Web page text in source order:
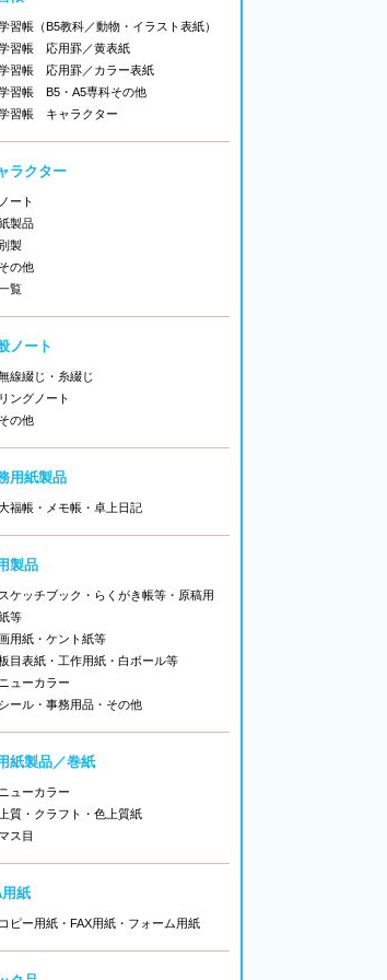
習帳（B5教科／動物・イラスト表紙）
習帳 応用罫／黄表紙
習帳 応用罫／カラー表紙
習帳 B5・A5専科その他
習帳 キャラクター
ラクター
ノート
製品
別製
その他
覧
ノート
線綴じ・糸綴じ
リングノート
その他
用紙製品
福帳・メモ帳・卓上日記
製品
スケッチブック・らくがき帳等・原稿用
等
用紙・ケント紙等
目表紙・工作用紙・白ボール等
ニューカラー
シール ・事務用品 ・その他
紙製品／巻紙
ニューカラー
上質・クラフト・色上質紙
ス目
紙
コピー用紙・FAX用紙・フォーム用紙